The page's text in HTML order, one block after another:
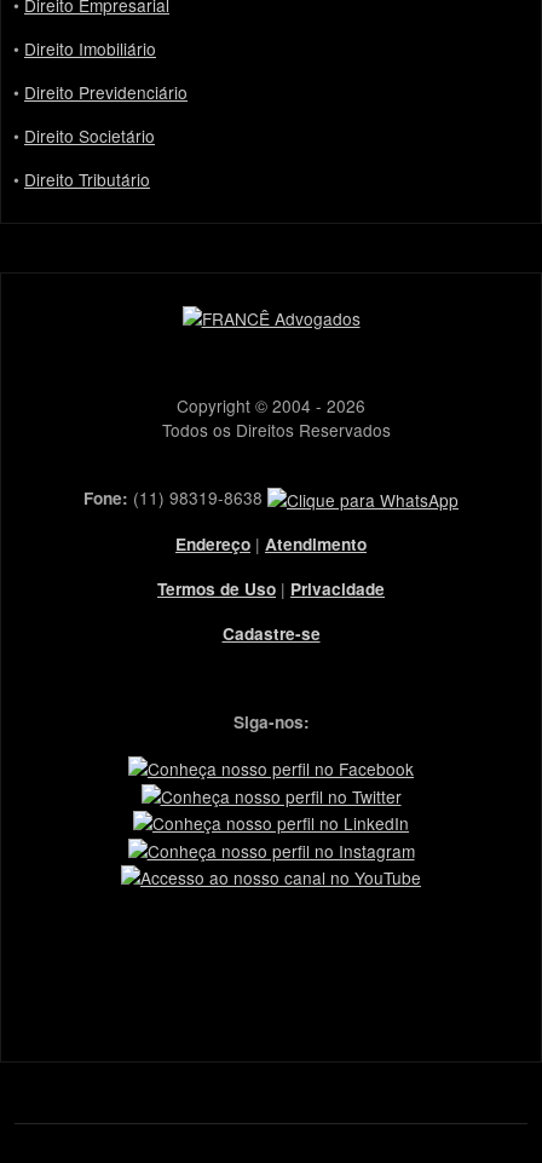
• Direito Empresarial
• Direito Imobiliário
• Direito Previdenciário
• Direito Societário
• Direito Tributário
Copyright © 2004 - 2026
Todos os Direitos Reservados
Fone: (11) 98319-8638
Endereço | Atendimento
Termos de Uso | Privacidade
Cadastre-se
Siga-nos: